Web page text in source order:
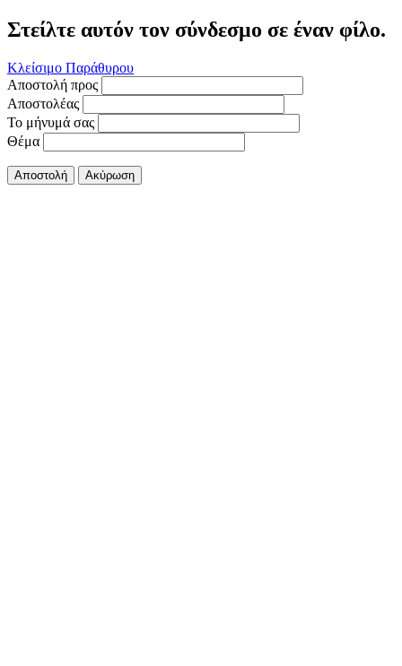
Στείλτε αυτόν τον σύνδεσμο σε έναν φίλο.
Κλείσιμο Παράθυρου
Αποστολή προς
Αποστολέας
Το μήνυμά σας
Θέμα
Αποστολή Ακύρωση